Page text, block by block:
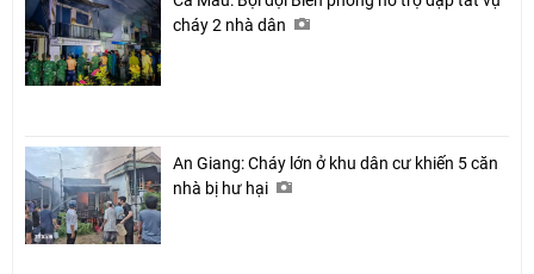
cháy 2 nhà dân
An Giang: Cháy lớn ở khu dân cư khiến 5 căn
nhà bị hư hại